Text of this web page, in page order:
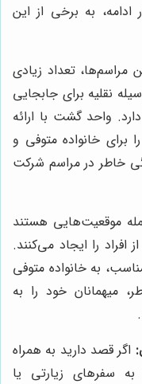
به برخی از این
مراسم‌ها، تعداد زیادی
نقلیه برای جابجایی
واحد گشت با ارائه
برای خانواده متوفی و
خاطر در مراسم شرکت
موقعیت‌هایی هستند
افراد را ایجاد می‌کنند.
به خانواده متوفی
میهمانان خود را به
اگر قصد دارید به همراه
سفرهای زیارتی یا